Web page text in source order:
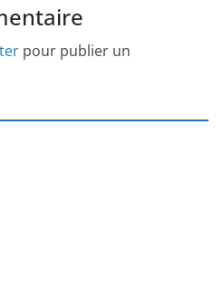
pour publier un